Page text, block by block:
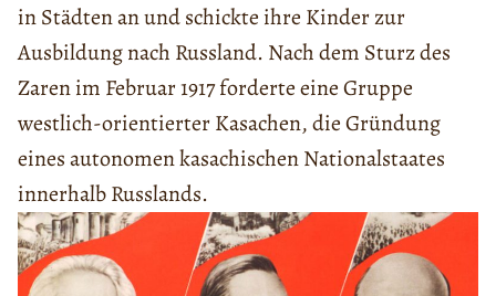
in Städten an und schickte ihre Kinder zur
Ausbildung nach Russland. Nach dem Sturz des
Zaren im Februar 1917 forderte eine Gruppe
westlich-orientierter Kasachen, die Gründung
eines autonomen kasachischen Nationalstaates
innerhalb Russlands.